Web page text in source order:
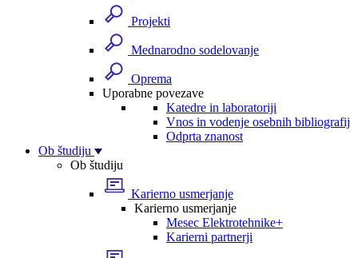
Projekti
Mednarodno sodelovanje
Oprema
Uporabne povezave
Katedre in laboratoriji
Vnos in vodenje osebnih bibliografij
Odprta znanost
Ob študiju
Ob študiju
Karierno usmerjanje
Karierno usmerjanje
Mesec Elektrotehnike+
Karierni partnerji